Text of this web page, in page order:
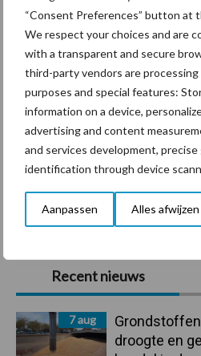
“Consent Preferences” button at
We respect your choices and are
with a transparent and secure
third-party vendors are
purposes and special features:
information on a device,
advertising and content
and services development,
identification through device
Aanpassen Alles afwijzen
Primaire
Sidebar
Recent nieuws
7 aug
droogte en
Derogatie
Toon